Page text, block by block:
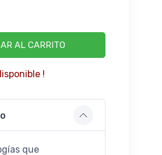
AL CARRITO
!
que